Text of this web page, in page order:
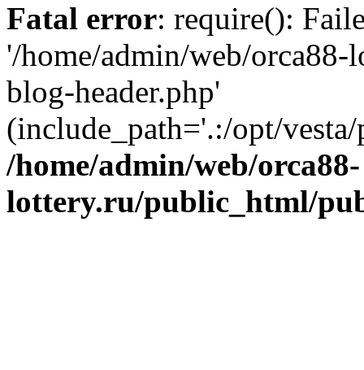
Fatal error: require():
'/home/admin/web/
blog-header.php'
(include_path='.:/opt/
/home/admin/web/orca88-
lottery.ru/public_html/